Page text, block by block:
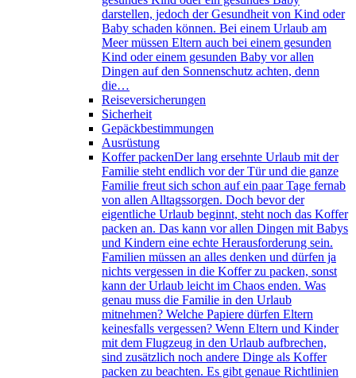
darstellen, jedoch der Gesundheit von Kind oder
Baby schaden können. Bei einem Urlaub am
Meer müssen Eltern auch bei einem gesunden
Kind oder einem gesunden Baby vor allen
Dingen auf den Sonnenschutz achten, denn
die…
Reiseversicherungen
Sicherheit
Gepäckbestimmungen
Ausrüstung
Koffer packenDer lang ersehnte Urlaub mit der
Familie steht endlich vor der Tür und die ganze
Familie freut sich schon auf ein paar Tage fernab
von allen Alltagssorgen. Doch bevor der
eigentliche Urlaub beginnt, steht noch das Koffer
packen an. Das kann vor allen Dingen mit Babys
und Kindern eine echte Herausforderung sein.
Familien müssen an alles denken und dürfen ja
nichts vergessen in die Koffer zu packen, sonst
kann der Urlaub leicht im Chaos enden. Was
genau muss die Familie in den Urlaub
mitnehmen? Welche Papiere dürfen Eltern
keinesfalls vergessen? Wenn Eltern und Kinder
mit dem Flugzeug in den Urlaub aufbrechen,
sind zusätzlich noch andere Dinge als Koffer
packen zu beachten. Es gibt genaue Richtlinien